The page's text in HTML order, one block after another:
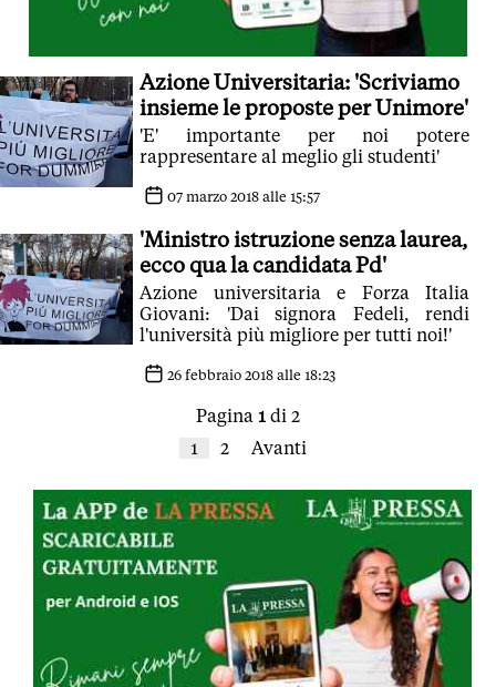
Azione Universitaria: 'Scriviamo
insieme le proposte per Unimore'
'E' importante per noi potere
rappresentare al meglio gli studenti'
07 marzo 2018 alle 15:57
'Ministro istruzione senza laurea,
ecco qua la candidata Pd'
Azione universitaria e Forza Italia
Giovani: 'Dai signora Fedeli, rendi
l'università più migliore per tutti noi!'
26 febbraio 2018 alle 18:23
Pagina 1 di 2
1
2 Avanti